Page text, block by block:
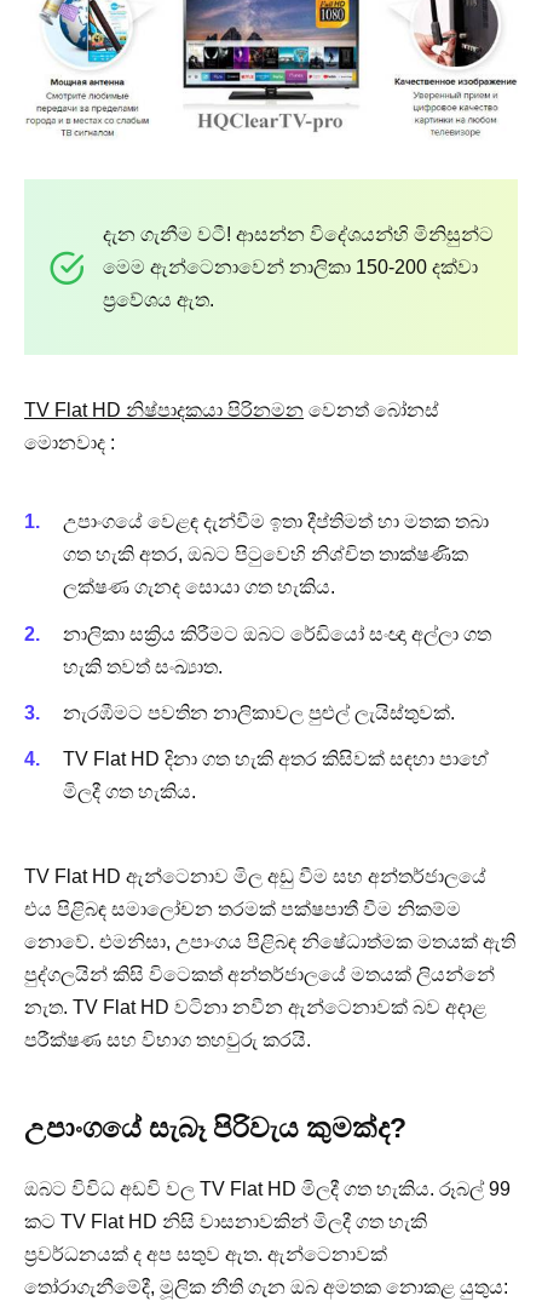
දැන ගැනීම වටී! ආසන්න විදේශයන්හි මිනිසුන්ට
මෙම ඇන්ටෙනාවෙන් නාලිකා 150-200 දක්වා
ප්‍රවේශය ඇත.
TV Flat HD නිෂ්පාදකයා පිරිනමන වෙනත් බෝනස්
මොනවාද :
උපාංගයේ වෙළඳ දැන්වීම ඉතා දීප්තිමත් හා මතක තබා
ගත හැකි අතර, ඔබට පිටුවෙහි නිශ්චිත තාක්ෂණික
ලක්ෂණ ගැනද සොයා ගත හැකිය.
නාලිකා සක්‍රිය කිරීමට ඔබට රේඩියෝ සංඥා අල්ලා ගත
හැකි තවත් සංඛ්‍යාත.
නැරඹීමට පවතින නාලිකාවල පුළුල් ලැයිස්තුවක්.
TV Flat HD දිනා ගත හැකි අතර කිසිවක් සඳහා පාහේ
මිලදී ගත හැකිය.
TV Flat HD ඇන්ටෙනාව මිල අඩු වීම සහ අන්තර්ජාලයේ
එය පිළිබඳ සමාලෝචන තරමක් පක්ෂපාතී වීම නිකම්ම
නොවේ. එමනිසා, උපාංගය පිළිබඳ නිෂේධාත්මක මතයක් ඇති
පුද්ගලයින් කිසි විටෙකත් අන්තර්ජාලයේ මතයක් ලියන්නේ
නැත. TV Flat HD වටිනා නවීන ඇන්ටෙනාවක් බව අදාළ
පරීක්ෂණ සහ විභාග තහවුරු කරයි.
උපාංගයේ සැබෑ පිරිවැය කුමක්ද?
ඔබට විවිධ අඩවි වල TV Flat HD මිලදී ගත හැකිය. රූබල් 99
කට TV Flat HD නිසි වාසනාවකින් මිලදී ගත හැකි
ප්‍රවර්ධනයක් ද අප සතුව ඇත. ඇන්ටෙනාවක්
තෝරාගැනීමේදී, මූලික නීති ගැන ඔබ අමතක නොකළ යුතුය: